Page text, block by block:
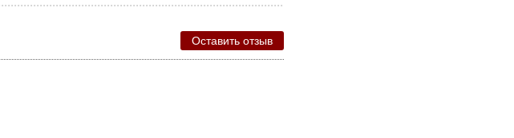
Оставить отзыв